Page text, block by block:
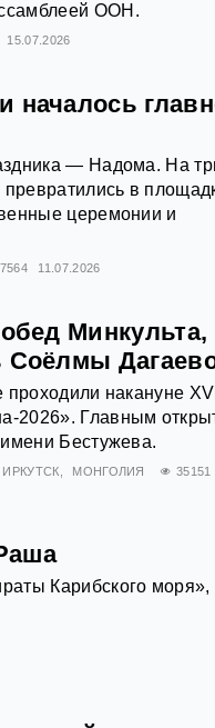
ООН.
15.07.2026
началось
— Надома. На
в
церемонии и
11.07.2026
Минкульта,
Соёлмы
проходили накануне XVI
2026». Главным
Бестужева.
ИРКУТСК МОНГОЛИЯ
35151
Карибского моря»,